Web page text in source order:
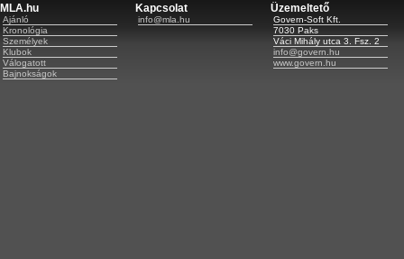
MLA.hu
Ajánló
Kronológia
Személyek
Klubok
Válogatott
Bajnokságok
Kapcsolat
info@mla.hu
Üzemeltető
Govern-Soft Kft.
7030 Paks
Váci Mihály utca 3. Fsz. 2
info@govern.hu
www.govern.hu